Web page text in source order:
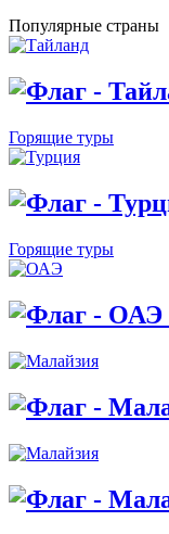
Популярные страны
Горящие туры
Горящие туры